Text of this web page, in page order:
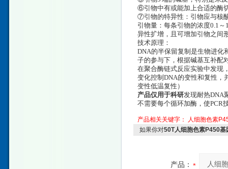
⑥引物中有或能加上合适的酶
⑦引物的特异性：引物应与核
引物量：每条引物的浓度0.1
异性扩增，且可增加引物之间
技术原理：
DNA的半保留复制是生物进化
子的参与下，根据碱基互补配
在聚合酶链式反应实验中发现
变化控制DNA的变性和复性，
变性低温复性）
产品仅用于科研发现耐热DNA
不需要每个循环加酶，使PCR
产品相关关键字：
人细胞色素
如果你对50T人细胞色素P450
产品：